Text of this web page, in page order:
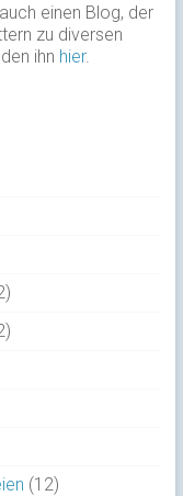
einen Blog, der
zu diversen
ihn hier.
(12)